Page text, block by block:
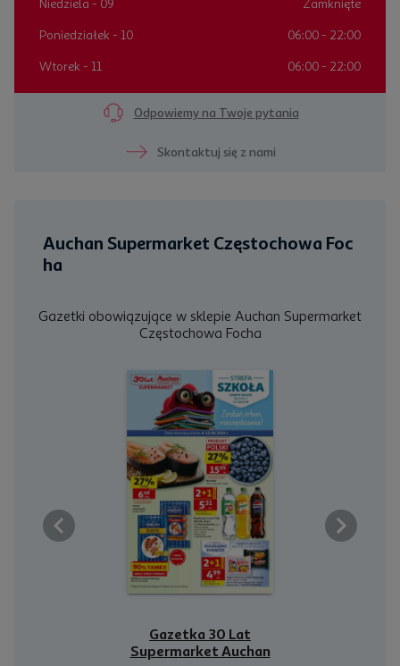
Niedziela - 09 Zamknięte
Poniedziałek - 10 06:00 - 22:00
Wtorek - 11 06:00 - 22:00
Odpowiemy na Twoje pytania
Skontaktuj się z nami
Auchan Supermarket Częstochowa Foc
ha
Gazetki obowiązujące w sklepie Auchan Supermarket
Częstochowa Focha
Gazetka 30 Lat
Supermarket Auchan